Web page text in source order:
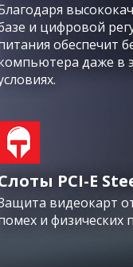
и цифровой
обеспечит
даже в
PCI-E
видеокарт
и физических